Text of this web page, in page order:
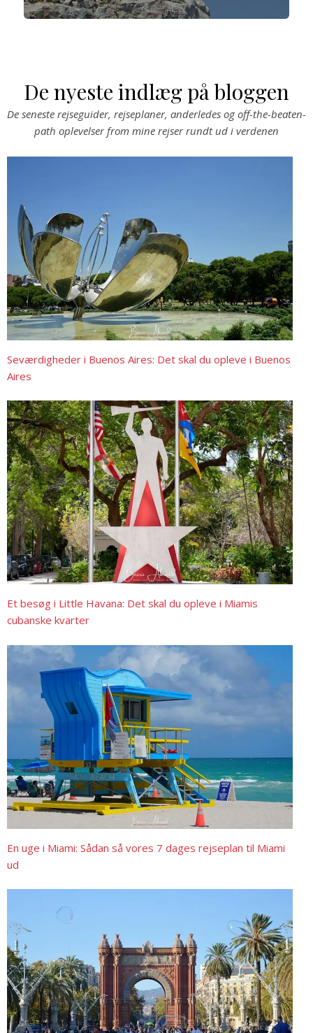
De nyeste indlæg på bloggen
De seneste rejseguider, rejseplaner, anderledes og off-the-beaten-
path oplevelser from mine rejser rundt ud i verdenen
Seværdigheder i Buenos Aires: Det skal du opleve i Buenos
Aires
Et besøg i Little Havana: Det skal du opleve i Miamis
cubanske kvarter
En uge i Miami: Sådan så vores 7 dages rejseplan til Miami
ud